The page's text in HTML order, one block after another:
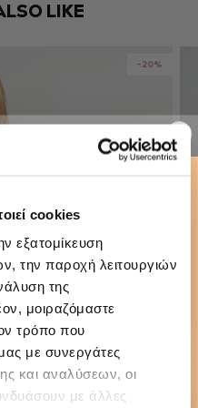
cookies
εξατομίκευση
την παροχή λειτουργιών
της
μοιραζόμαστε
τρόπο που
με συνεργάτες
και αναλύσεων, οι
με άλλες
LIKE
-20%